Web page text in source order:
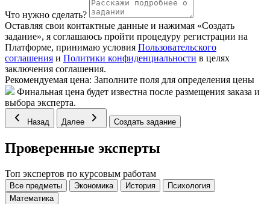
Что нужно сделать?
Оставляя свои контактные данные и нажимая «Создать
задание», я соглашаюсь пройти процедуру регистрации на
Платформе, принимаю условия Пользовательского
соглашения и Политики конфиденциальности в целях
заключения соглашения.
Рекомендуемая цена: Заполните поля для определения цены
Финальная цена будет известна после размещения заказа и
выбора эксперта.
Назад Далее Создать задание
Проверенные эксперты
Топ экспертов по курсовым работам
Все предметы Экономика История
Психология
Математика